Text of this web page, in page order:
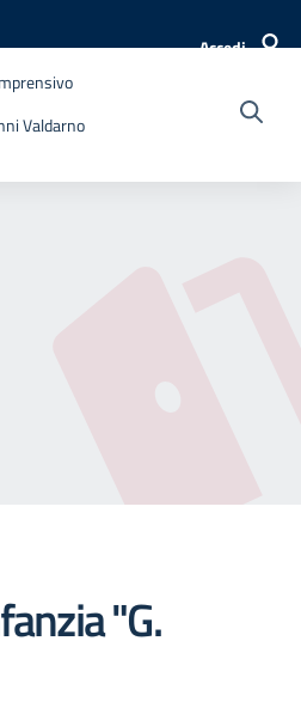
Accedi
Valdarno
"G.